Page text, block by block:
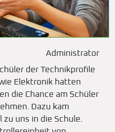
Administrator
der Technikprofile
Elektronik hatten
die Chance am Schüler
Dazu kam
uns in die Schule.